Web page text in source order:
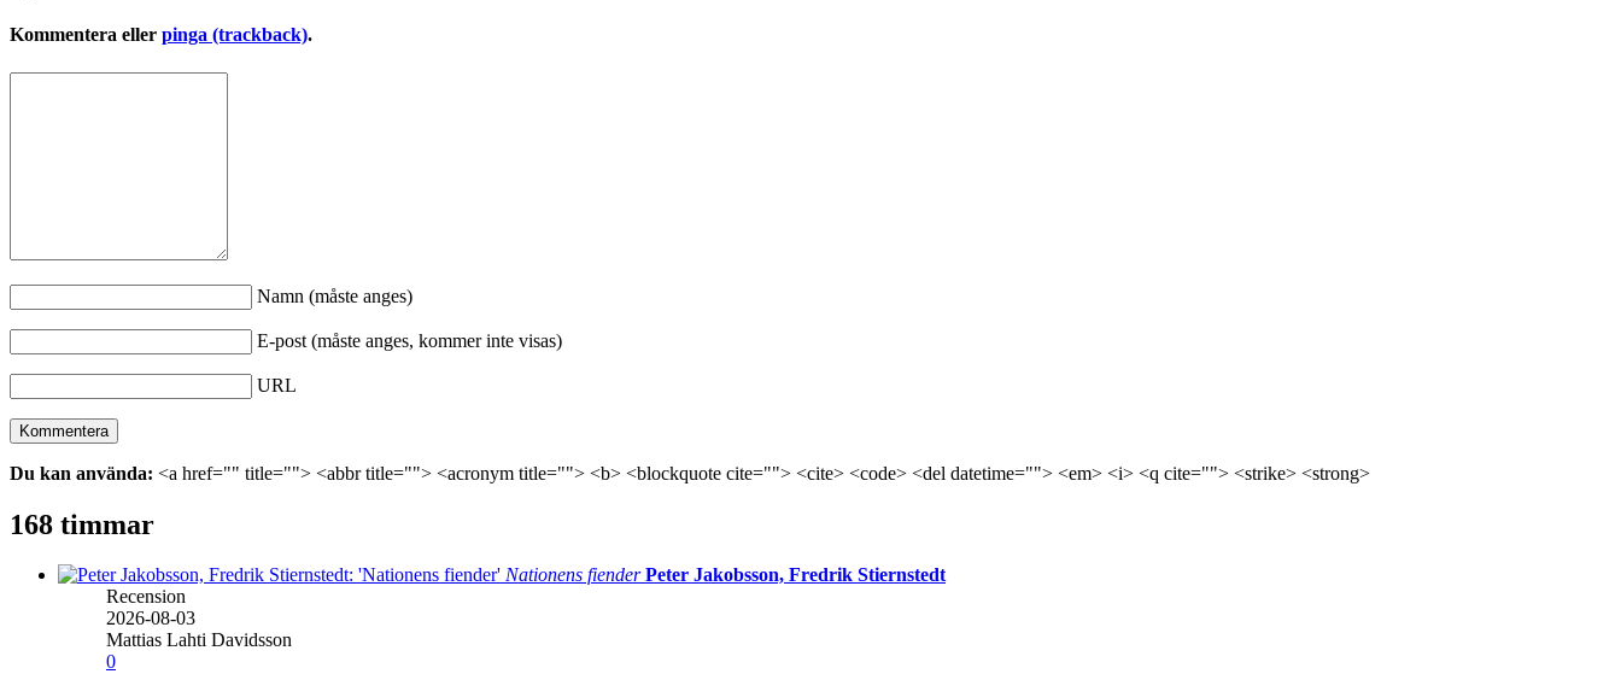
Kommentera eller pinga (trackback).
Namn (måste anges)
E-post (måste anges, kommer inte visas)
URL
Du kan använda: <a href="" title=""> <abbr title=""> <acronym title=""> <b> <blockquote cite=""> <cite> <code> <del datetime=""> <em> <i> <q cite=""> <strike> <strong>
168 timmar
Nationens fiender Peter Jakobsson, Fredrik Stiernstedt
Recension
2026-08-03
Mattias Lahti Davidsson
0